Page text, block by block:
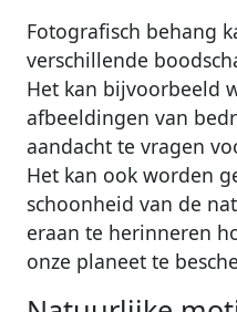
Fotografisch behang
verschillende
Het kan bijvoorbeeld
afbeeldingen van
aandacht te vragen
Het kan ook worden
schoonheid van de
eraan te herinneren
onze planeet te